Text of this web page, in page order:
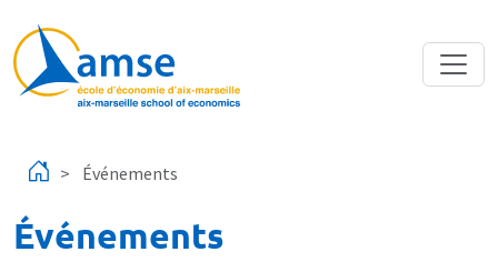
Événements
Événements